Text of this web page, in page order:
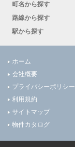
町名から探す
路線から探す
駅から探す
ホーム
会社概要
プライバシーポリシー
利用規約
サイトマップ
物件カタログ